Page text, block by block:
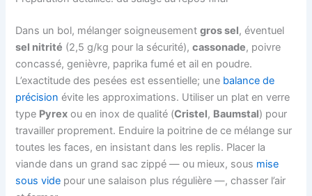
Dans un bol, mélanger soigneusementgros sel, éventuel
sel nitrité (2,5 g/kg pour la sécurité),cassonade, poivre
concassé, genièvre, paprika fumé et ail en poudre.
L’exactitude des pesées est essentielle; une balance de
précision évite les approximations. Utiliser un plat en verre
type Pyrex ou en inox de qualité (Cristel, Baumstal) pour
travailler proprement. Enduire la poitrine de ce mélange sur
toutes les faces, en insistant dans les replis. Placer la
viande dans un grand sac zippé — ou mieux, sous mise
sous vide pour une salaison plus régulière —, chasser l’air